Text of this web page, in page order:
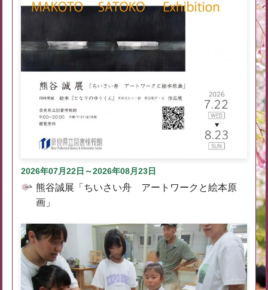
2026年07月22日～2026年08月23日
熊谷誠展「ちいさい舟 アートワークと絵本原
画」